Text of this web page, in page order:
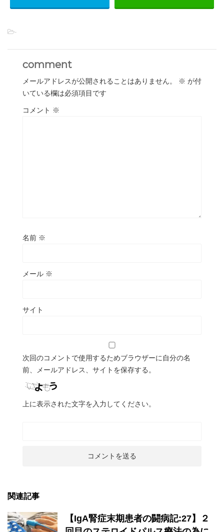
-
comment
メールアドレスが公開されることはありません。 ※ が付
いている欄は必須項目です
コメント ※
名前 ※
メール ※
サイト
次回のコメントで使用するためブラウザーに自分の名
前、メールアドレス、サイトを保存する。
上に表示された文字を入力してください。
関連記事
【IgA腎症末期患者の闘病記:27】２